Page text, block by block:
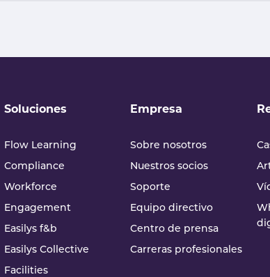
Soluciones
Flow Learning
Compliance
Workforce
Engagement
Easilys f&b
Easilys Collective
Facilities
Empresa
Sobre nosotros
Nuestros socios
Soporte
Equipo directivo
Centro de prensa
Carreras profesionales